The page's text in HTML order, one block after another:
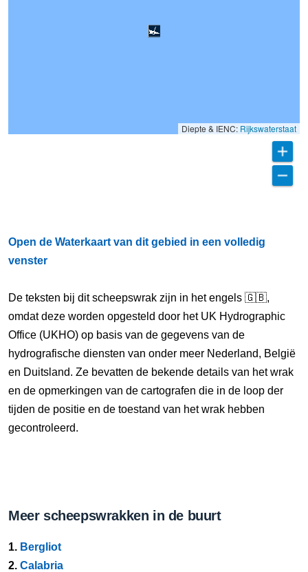
Diepte & IENC: Rijkswaterstaat
Open de Waterkaart van dit gebied in een volledig
venster
De teksten bij dit scheepswrak zijn in het engels 🇬🇧,
omdat deze worden opgesteld door het UK Hydrographic
Office (UKHO) op basis van de gegevens van de
hydrografische diensten van onder meer Nederland, België
en Duitsland. Ze bevatten de bekende details van het wrak
en de opmerkingen van de cartografen die in de loop der
tijden de positie en de toestand van het wrak hebben
gecontroleerd.
Meer scheepswrakken in de buurt
1. Bergliot
2. Calabria